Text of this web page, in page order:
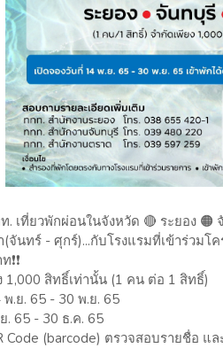
เที่ยวพักผ่อนในจังหวัด 🔴 ระยอง 🟠
จันทร์ - ศุกร์)...กับโรงแรมที่เข้าร่วมโค
1,000 สิทธิ์เท่านั้น (1 คน ต่อ 1 สิทธิ์)
.ย. 65 - 30 พ.ย. 65
65 - 30 ธ.ค. 65
Code (barcode) ตรวจสอบรายชื่อ แ